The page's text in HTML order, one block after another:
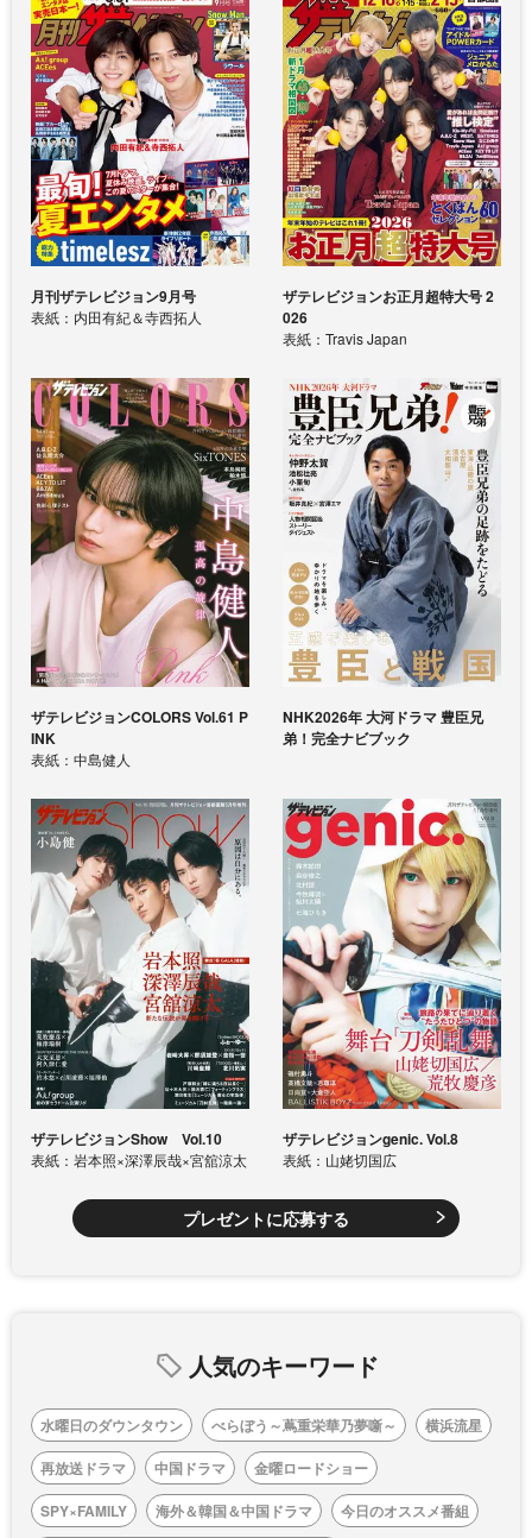
月刊ザテレビジョン9月号
表紙：内田有紀＆寺西拓人
ザテレビジョンお正月超特大号 2
026
表紙：Travis Japan
ザテレビジョンCOLORS Vol.61 P
INK
表紙：中島健人
NHK2026年 大河ドラマ 豊臣兄
弟！完全ナビブック
ザテレビジョンShow Vol.10
表紙：岩本照×深澤辰哉×宮舘涼太
ザテレビジョンgenic. Vol.8
表紙：山姥切国広
プレゼントに応募する
人気のキーワード
水曜日のダウンタウン べらぼう～蔦重栄華乃夢噺～
横浜流星
再放送ドラマ
中国ドラマ
金曜ロードショー
SPY×FAMILY
海外＆韓国＆中国ドラマ 今日のオススメ番組